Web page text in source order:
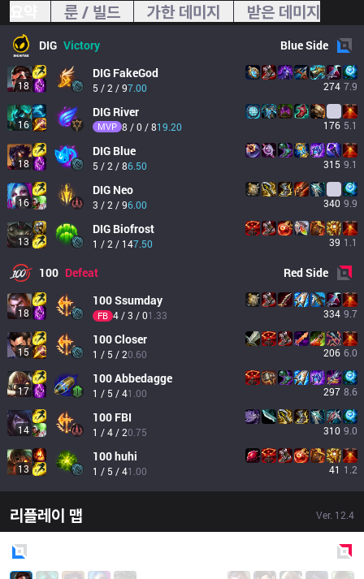
룬 / 빌드 가한 데미지 받은 데미지
DIG Victory BlueSide
18
DIG FakeGod
5 / 2 / 97.00 274 7.9
16
DIG River
MVP 8 / 0 / 819.20 176 5.1
18
DIG Blue
5 / 2 / 86.50 315 9.1
16
DIG Neo
3 / 2 / 96.00 340 9.9
13
DIG Biofrost
1 / 2 / 147.50 39 1.1
100 Defeat RedSide
18
100Ssumday
FB 4 / 3 / 01.33 334 9.7
15
100Closer
1 / 5 / 20.60 206 6.0
17
100Abbedagge
1 / 5 / 41.00 297 8.6
14
100 FBI
1 / 4 / 20.75 310 9.0
13
100huhi
1 / 5 / 41.00 41 1.2
리플레이 맵 Ver. 12.4